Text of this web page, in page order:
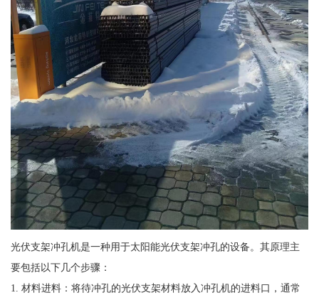
光伏支架冲孔机是一种用于太阳能光伏支架冲孔的设备。其原理主
要包括以下几个步骤：
1. 材料进料：将待冲孔的光伏支架材料放入冲孔机的进料口，通常